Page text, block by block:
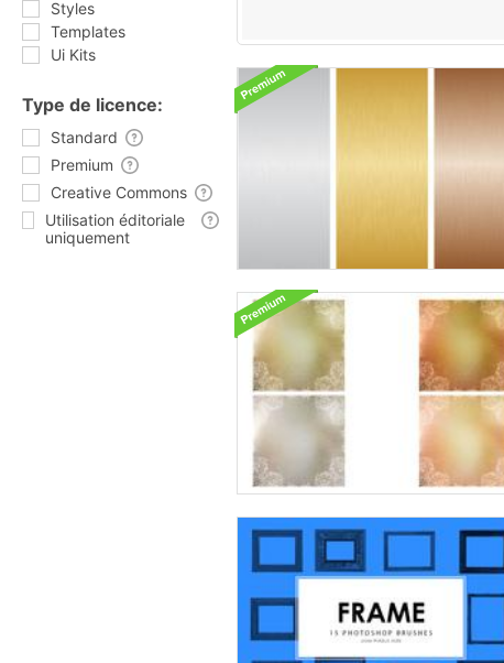
Styles
Templates
Ui Kits
Type de licence:
Standard
Premium
Creative Commons
Utilisation éditoriale
uniquement